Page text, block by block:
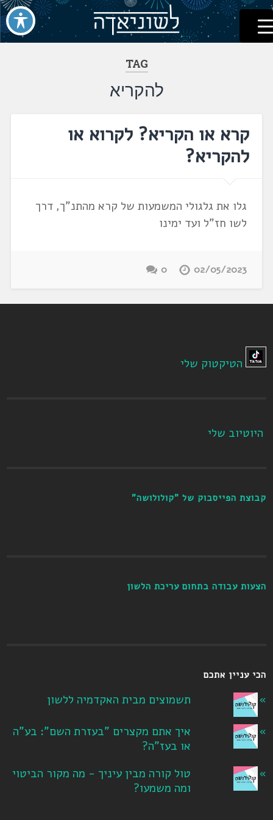
דלג
לתוכן
לשוניאדה
עברית. לשון. שפה
TAG
להקריא
קרא או הקריא? לקרוא או
להקריא?
גלו את גלגולי המשמעות של קרא מהתנ"ך, דרך
לשו חז"ל ועד ימינו
02/05/2023
0
הטיקטוק שלי
היוטיוב שלי
קבוצת הפייסבוק של "קולולושה"
הצעות עבודה בתחום עריכת הלשון
הכי עניין אתכם
תשמוצים מבית האקדמיה ללשון
איך אתם מקצרים "בעזרת השם": בע"ה
או בעז"ה?
טול קורה מבין עיניך - מה מקור הביטוי
ומה משמעו?